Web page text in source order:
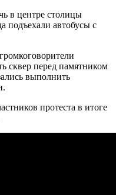
в центре столицы
подъехали автобусы с
сквер перед памятником
выполнить
протеста в итоге